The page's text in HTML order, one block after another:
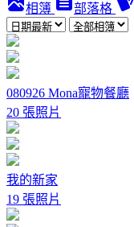
相簿 部落格
080926 Mona寵物餐廳
20 張照片
我的新家
19 張照片